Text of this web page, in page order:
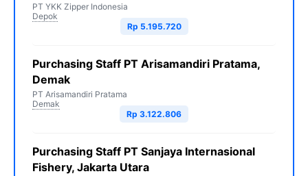
PT YKK Zipper Indonesia
Depok
Rp 5.195.720
Purchasing Staff PT Arisamandiri Pratama,
Demak
PT Arisamandiri Pratama
Demak
Rp 3.122.806
Purchasing Staff PT Sanjaya Internasional
Fishery, Jakarta Utara